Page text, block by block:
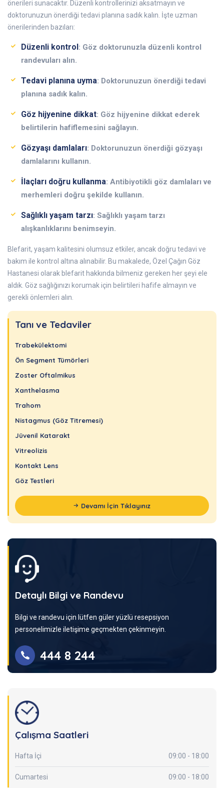
önerileri sunacaktır. Düzenli kontrollerinizi aksatmayın ve
doktorunuzun önerdiği tedavi planına sadık kalın. İşte uzman
önerilerinden bazıları:
Düzenli kontrol: Göz doktorunuzla düzenli kontrol
randevuları alın.
Tedavi planına uyma: Doktorunuzun önerdiği tedavi
planına sadık kalın.
Göz hijyenine dikkat: Göz hijyenine dikkat ederek
belirtilerin hafiflemesini sağlayın.
Gözyaşı damlaları: Doktorunuzun önerdiği gözyaşı
damlalarını kullanın.
İlaçları doğru kullanma: Antibiyotikli göz damlaları ve
merhemleri doğru şekilde kullanın.
Sağlıklı yaşam tarzı: Sağlıklı yaşam tarzı
alışkanlıklarını benimseyin.
Blefarit, yaşam kalitesini olumsuz etkiler, ancak doğru tedavi ve
bakım ile kontrol altına alınabilir. Bu makalede, Özel Çağın Göz
Hastanesi olarak blefarit hakkında bilmeniz gereken her şeyi ele
aldık. Göz sağlığınızı korumak için belirtileri hafife almayın ve
gerekli önlemleri alın.
Tanı ve Tedaviler
Trabekülektomi
Ön Segment Tümörleri
Zoster Oftalmikus
Xanthelasma
Trahom
Nistagmus (Göz Titremesi)
Jüvenil Katarakt
Vitreolizis
Kontakt Lens
Göz Testleri
Devamı İçin Tıklayınız
Detaylı Bilgi ve Randevu
Bilgi ve randevu için lütfen güler yüzlü resepsiyon
personelimizle iletişime geçmekten çekinmeyin.
444 8 244
Çalışma Saatleri
Hafta İçi 09:00 - 18:00
Cumartesi 09:00 - 18:00